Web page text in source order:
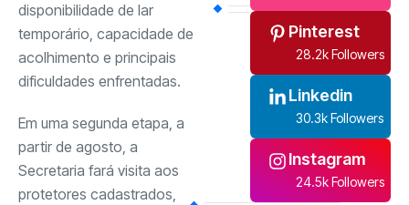
disponibilidade de lar
temporário, capacidade de
acolhimento e principais
dificuldades enfrentadas.
Em uma segunda etapa, a
partir de agosto, a
Secretaria fará visita aos
protetores cadastrados,
Pinterest
28.2k Followers
Linkedin
30.3k Followers
Instagram
24.5k Followers